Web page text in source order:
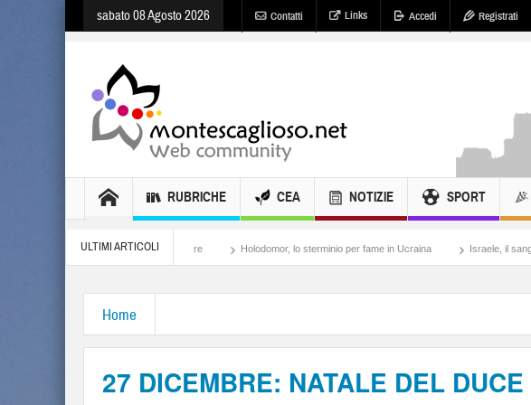
sabato 08 Agosto 2026 Contatti Links Accedi Registrati
RUBRICHE CEA NOTIZIE SPORT
ULTIMI ARTICOLI
Meloni, il lamento al potere Holodomor, lo sterminio per fame in Ucraina Israele, il sangue degli altri
Home
27 DICEMBRE: NATALE DEL DUCE